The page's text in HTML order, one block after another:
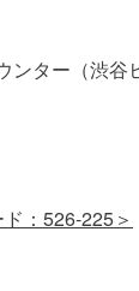
ター（渋谷
：526-225＞